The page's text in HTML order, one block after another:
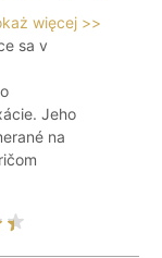
więcej >>
sa v
Jeho
na